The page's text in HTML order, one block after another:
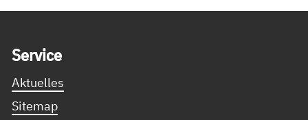
Ser­vice
Aktuelles
Sitemap